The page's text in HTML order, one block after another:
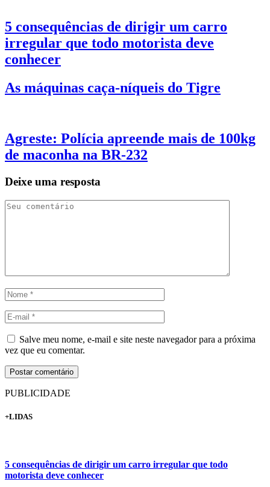
5 consequências de dirigir um carro
irregular que todo motorista deve
conhecer
As máquinas caça-níqueis do Tigre
Agreste: Polícia apreende mais de 100kg
de maconha na BR-232
Deixe uma resposta
Salve meu nome, e-mail e site neste navegador para a próxima
vez que eu comentar.
PUBLICIDADE
+LIDAS
5 consequências de dirigir um carro irregular que todo
motorista deve conhecer